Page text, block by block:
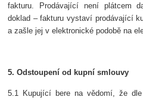
fakturu. Prodávající není plátcem
doklad – fakturu vystaví prodávající
a zašle jej v elektronické podobě na
5. Odstoupení od kupní smlouvy
5.1 Kupující bere na vědomí, že